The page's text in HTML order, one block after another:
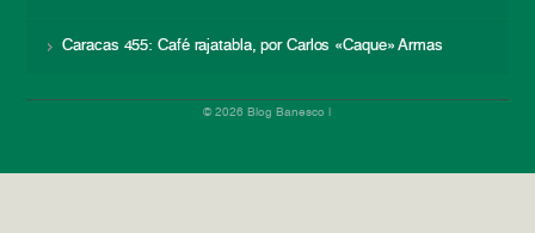
Caracas 455: Café rajatabla, por Carlos «Caque» Armas
© 2026 Blog Banesco |